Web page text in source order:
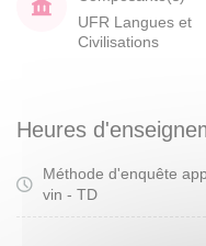
UFR Langues et
Civilisations
Heures
Méthode d'enquête
vin - TD